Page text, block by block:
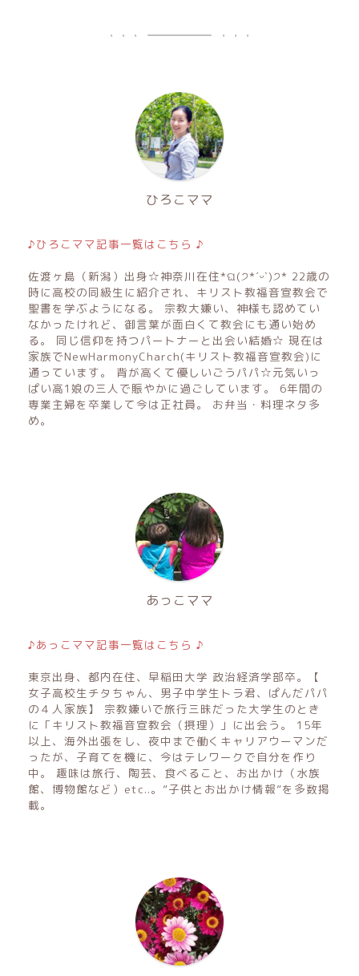
ひろこママ
♪ひろこママ記事一覧はこちら ♪
佐渡ヶ島（新潟）出身☆神奈川在住*ଘ(੭*ˊᵕˋ)੭* 22歳の
時に高校の同級生に紹介され、キリスト教福音宣教会で
聖書を学ぶようになる。 宗教大嫌い、神様も認めてい
なかったけれど、御言葉が面白くて教会にも通い始め
る。 同じ信仰を持つパートナーと出会い結婚☆ 現在は
家族でNewHarmonyCharch(キリスト教福音宣教会)に
通っています。 背が高くて優しいごうパパ☆元気いっ
ぱい高1娘の三人で賑やかに過ごしています。 6年間の
専業主婦を卒業して今は正社員。 お弁当・料理ネタ多
め。
あっこママ
♪あっこママ記事一覧はこちら ♪
東京出身、都内在住、早稲田大学 政治経済学部卒。【
女子高校生チタちゃん、男子中学生トラ君、ぱんだパパ
の４人家族】 宗教嫌いで旅行三昧だった大学生のとき
に「キリスト教福音宣教会（摂理）」に出会う。 15年
以上、海外出張をし、夜中まで働くキャリアウーマンだ
ったが、子育てを機に、今はテレワークで自分を作り
中。 趣味は旅行、陶芸、食べること、お出かけ（水族
館、博物館など）etc..。”子供とお出かけ情報”を多数掲
載。